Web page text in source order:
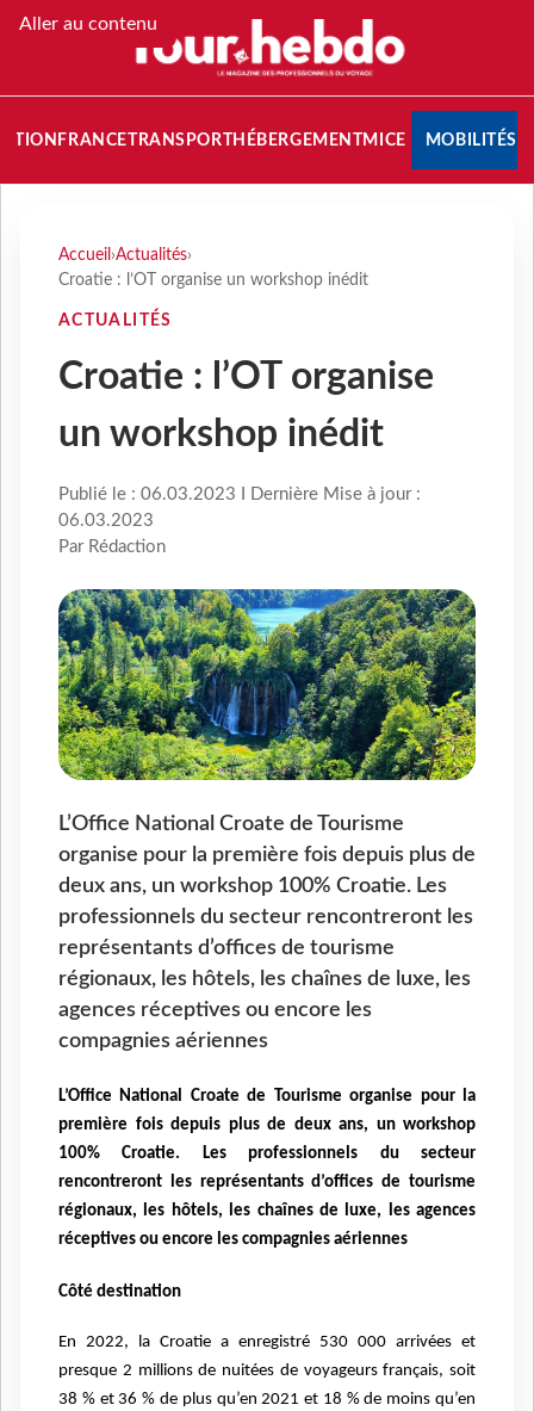
Aller au contenu
FRANCETRANSPORT HÉBERGEMENTMICE MOBILITÉS
Accueil ›Actualités›
Croatie : l’OT organise un workshop inédit
ACTUALITÉS
Croatie : l’OT organise
un workshop inédit
Publié le : 06.03.2023 I Dernière Mise à jour :
06.03.2023
Par Rédaction
L’Office National Croate de Tourisme
organise pour la première fois depuis plus de
deux ans, un workshop 100% Croatie. Les
professionnels du secteur rencontreront les
représentants d’offices de tourisme
régionaux, les hôtels, les chaînes de luxe, les
agences réceptives ou encore les
compagnies aériennes
L’Office National Croate de Tourisme organise pour la
première fois depuis plus de deux ans, un workshop
100% Croatie. Les professionnels du secteur
rencontreront les représentants d’offices de tourisme
régionaux, les hôtels, les chaînes de luxe, les agences
réceptives ou encore les compagnies aériennes
Côté destination
En 2022, la Croatie a enregistré 530 000 arrivées et
presque 2 millions de nuitées de voyageurs français, soit
38 % et 36 % de plus qu’en 2021 et 18 % de moins qu’en